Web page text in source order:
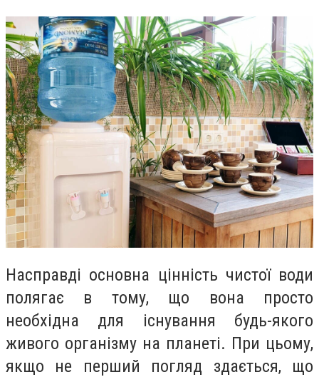
Насправді основна цінність чистої води
полягає в тому, що вона просто
необхідна для існування будь-якого
живого організму на планеті. При цьому,
якщо не перший погляд здається, що